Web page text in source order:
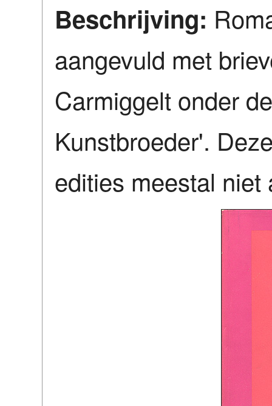
Beschrijving:
aangevuld met
Carmiggelt onder
Kunstbroeder'.
edities meestal niet